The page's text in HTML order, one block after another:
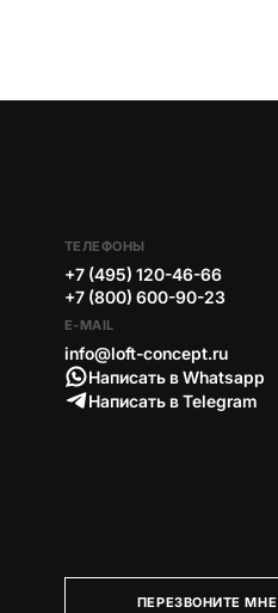
ТЕЛЕФОНЫ
+7 (495) 120-46-66
+7 (800) 600-90-23
E-MAIL
info@loft-concept.ru
Написать в Whatsapp
Написать в Telegram
ПЕРЕЗВОНИТЕ МНЕ